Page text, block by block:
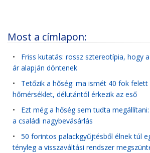
Most a címlapon:
• Friss kutatás: rossz sztereotípia, hogy
ár alapján döntenek
• Tetőzik a hőség: ma ismét 40 fok felett
hőmérséklet, délutántól érkezik az eső
• Ezt még a hőség sem tudta
a családi nagybevásárlás
• 50 forintos palackgyűjtésből élnek túl
tényleg a visszaváltási rendszer